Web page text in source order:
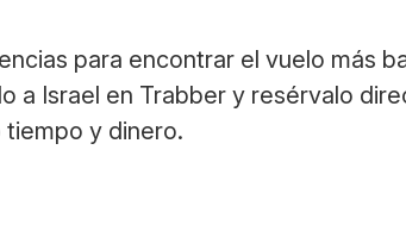
para encontrar el vuelo más
a Israel en Trabber y resérvalo
y dinero.